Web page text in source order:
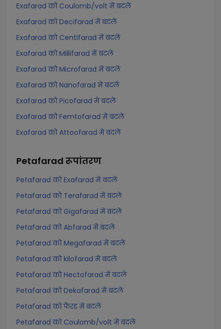
Exafarad को Coulomb/volt में बदलें
Exafarad को Decifarad में बदलें
Exafarad को Centifarad में बदलें
Exafarad को Millifarad में बदलें
Exafarad को Microfarad में बदलें
Exafarad को Nanofarad में बदलें
Exafarad को Picofarad में बदलें
Exafarad को Femtofarad में बदलें
Exafarad को Attoofarad में बदलें
Petafarad रूपांतरण
Petafarad को Exafarad में बदलें
Petafarad को Terafarad में बदलें
Petafarad को Gigafarad में बदलें
Petafarad को Abfarad में बदलें
Petafarad को Megafarad में बदलें
Petafarad को kilofarad में बदलें
Petafarad को Hectofarad में बदलें
Petafarad को Dekafarad में बदलें
Petafarad को फैरड में बदलें
Petafarad को Coulomb/volt में बदलें